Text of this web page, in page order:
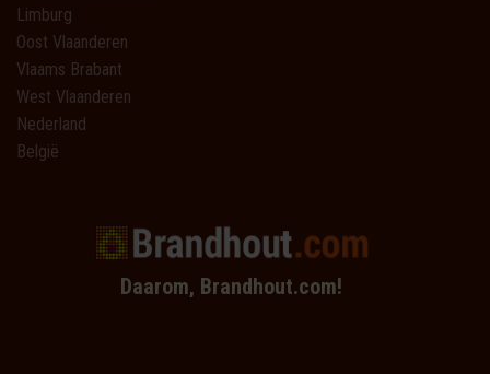
Limburg
Oost Vlaanderen
Vlaams Brabant
West Vlaanderen
Nederland
België
Daarom, Brandhout.com!